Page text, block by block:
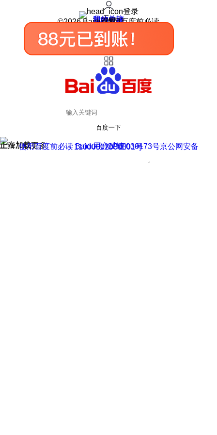
登录
我的关注
我的收藏
皮肤中心
用户反馈
设置
©2026 Baidu 使用百度前必读
百度一下
正在加载
上滑加载更多 用户反馈
使用百度前必读 Baidu 京ICP证030173号
京公网安备11000002000001号